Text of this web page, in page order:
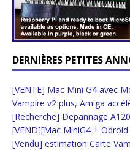
DERNIÈRES PETITES
[VENTE] Mac Mini G4 avec
Vampire v2 plus, Amiga
[Recherche] Depannage
[VEND][Mac MiniG4 + Odroid
[Vendu] estimation Carte